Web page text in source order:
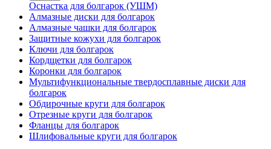
Оснастка для болгарок (УШМ)
Алмазные диски для болгарок
Алмазные чашки для болгарок
Защитные кожухи для болгарок
Ключи для болгарок
Кордщетки для болгарок
Коронки для болгарок
Мультифункциональные твердосплавные диски для
болгарок
Обдирочные круги для болгарок
Отрезные круги для болгарок
Фланцы для болгарок
Шлифовальные круги для болгарок